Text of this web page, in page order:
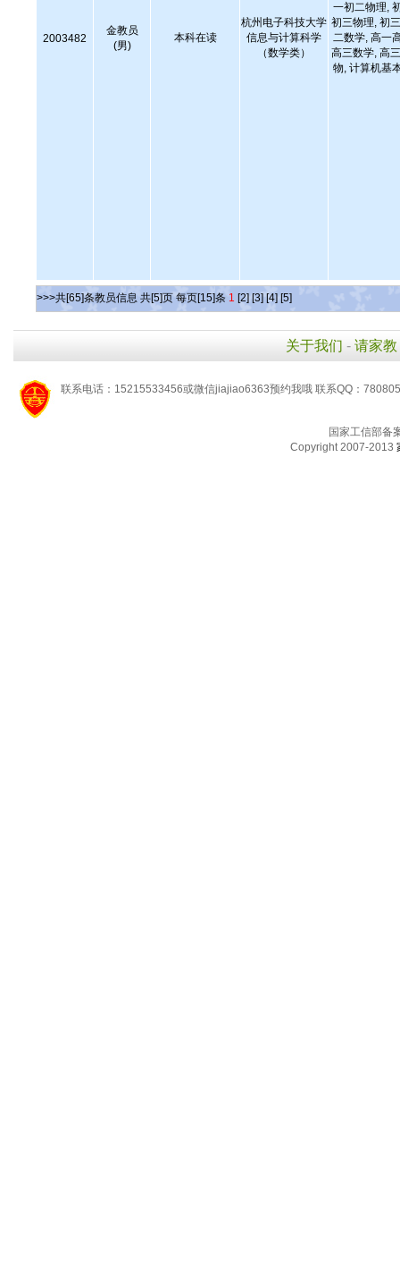
2003482
金教员
(男)
本科在读
杭州电子科技大学
信息与计算科学
（数学类）
一初二物理,
初三物理, 初
二数学, 高一
高三数学, 高
物, 计算机基
>>>共[65]条教员信息 共[5]页 每页[15]条 1 [2] [3] [4] [5]
关于我们 - 请家教
联系电话：15215533456或微信jiajiao6363预约我哦 联系QQ：
国家工信部备
Copyright 2007-2013